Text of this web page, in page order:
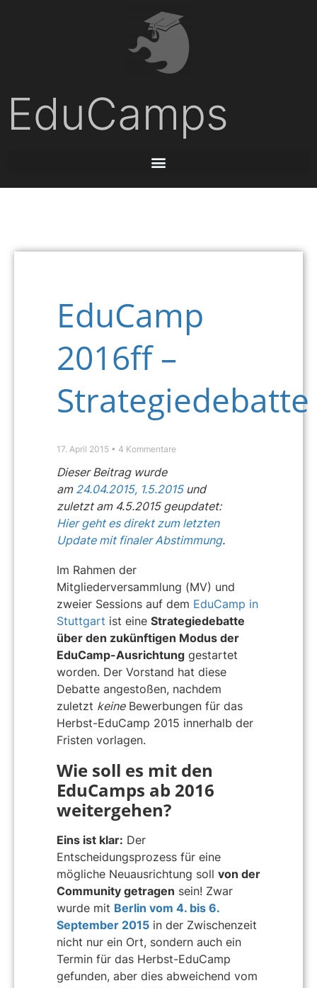
EduCamps
EduCamp
2016ff –
Strategiedebatte
17. April 2015 4 Kommentare
Dieser Beitrag wurde
am 24.04.2015, 1.5.2015und
zuletzt am 4.5.2015 geupdatet:
Hier geht es direkt zum letzten
Update mit finaler Abstimmung.
Im Rahmen der
Mitgliederversammlung (MV) und
zweier Sessions auf dem EduCamp in
Stuttgart ist eine Strategiedebatte
über den zukünftigen Modus der
EduCamp-Ausrichtung gestartet
worden. Der Vorstand hat diese
Debatte angestoßen, nachdem
zuletzt keineBewerbungen für das
Herbst-EduCamp 2015 innerhalb der
Fristen vorlagen.
Wie soll es mit den
EduCamps ab 2016
weitergehen?
Eins ist klar: Der
Entscheidungsprozess für eine
mögliche Neuausrichtung soll von der
Community getragen sein! Zwar
wurde mit Berlin vom 4. bis 6.
September 2015 in der Zwischenzeit
nicht nur ein Ort, sondern auch ein
Termin für das Herbst-EduCamp
gefunden, aber dies abweichend vom